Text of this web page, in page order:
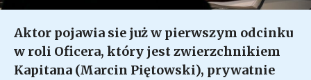
Aktor pojawia sie już w pierwszym odcinku
w roli Oficera, który jest zwierzchnikiem
Kapitana (Marcin Piętowski), prywatnie